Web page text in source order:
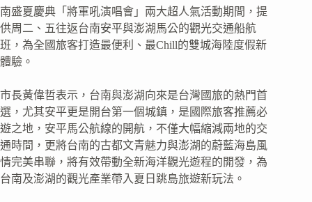
南盛夏慶典「將軍吼演唱會」兩大超人氣活動期間，提
供周二、五往返台南安平與澎湖馬公的觀光交通船航
班，為全國旅客打造最便利、最Chill的雙城海陸度假新
體驗。
市長黃偉哲表示，台南與澎湖向來是台灣國旅的熱門首
選，尤其安平更是開台第一個城鎮，是國際旅客推薦必
遊之地，安平馬公航線的開航，不僅大幅縮減兩地的交
通時間，更將台南的古都文青魅力與澎湖的蔚藍海島風
情完美串聯，將有效帶動全新海洋觀光遊程的開發，為
台南及澎湖的觀光產業帶入夏日跳島旅遊新玩法。